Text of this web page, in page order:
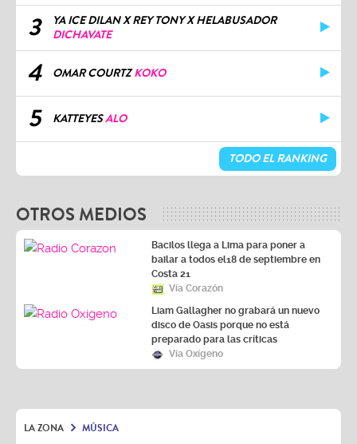
3
YA ICE DILAN X REY TONY X HELABUSADOR
DICHAVATE
4 OMAR COURTZKOKO
5 KATTEYESALO
TODO EL RANKING
OTROS MEDIOS
Bacilos llega a Lima para poner a
bailar a todos el18 de septiembre en
Costa 21
Vía Corazón
Liam Gallagher no grabará un nuevo
disco de Oasis porque no está
preparado para las críticas
Vía Oxígeno
LA ZONA MÚSICA